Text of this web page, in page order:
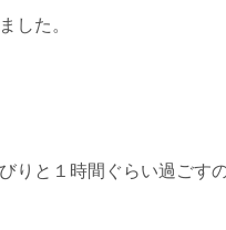
した。
と１時間ぐらい過ごす